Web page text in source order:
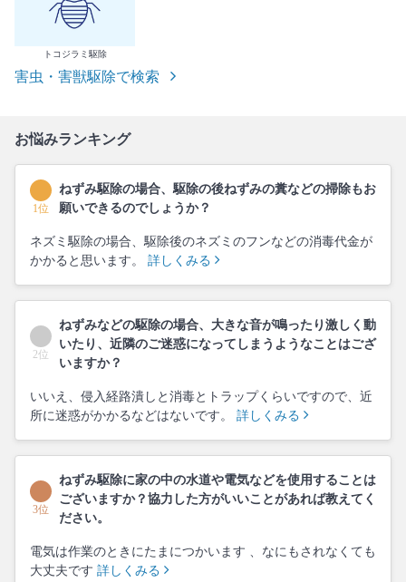
トコジラミ駆除
害虫・害獣駆除で検索
お悩みランキング
1位
ねずみ駆除の場合、駆除の後ねずみの糞などの掃除もお
願いできるのでしょうか？
ネズミ駆除の場合、駆除後のネズミのフンなどの消毒代金が
かかると思います。 詳しくみる
2位
ねずみなどの駆除の場合、大きな音が鳴ったり激しく動
いたり、近隣のご迷惑になってしまうようなことはござ
いますか？
いいえ、侵入経路潰しと消毒とトラップくらいですので、近
所に迷惑がかかるなどはないです。 詳しくみる
3位
ねずみ駆除に家の中の水道や電気などを使用することは
ございますか？協力した方がいいことがあれば教えてく
ださい。
電気は作業のときにたまにつかいます 、なにもされなくても
大丈夫です 詳しくみる